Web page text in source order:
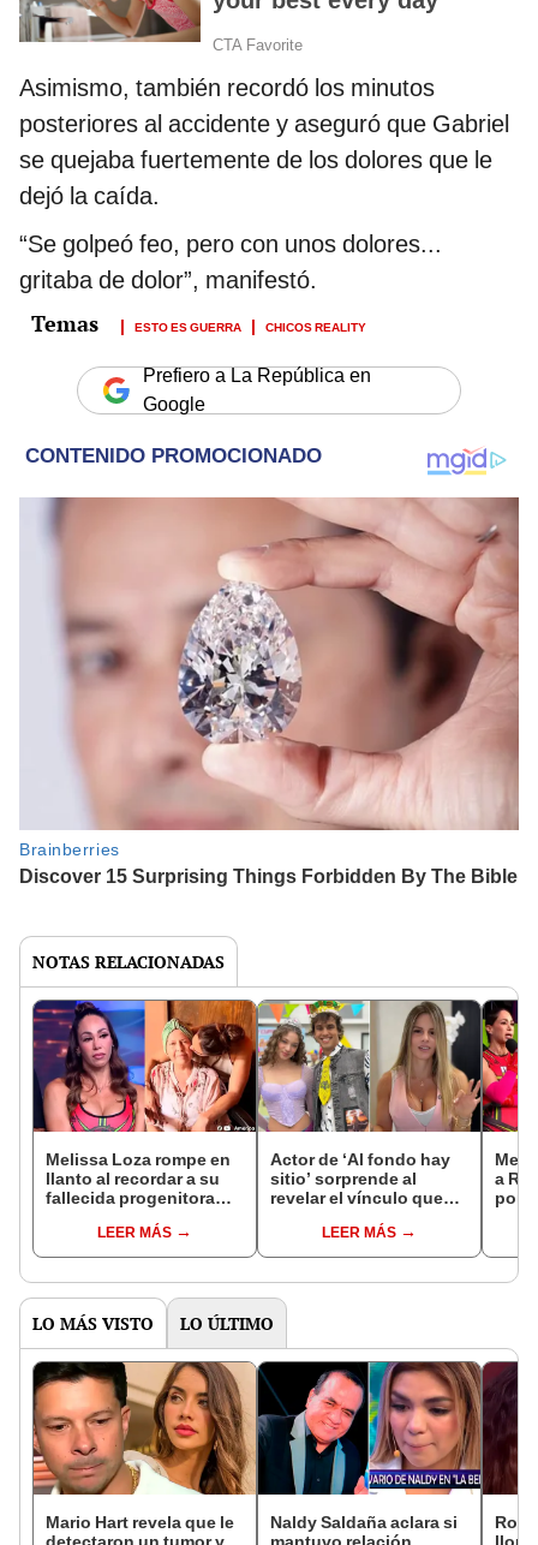
Asimismo, también recordó los minutos
posteriores al accidente y aseguró que Gabriel
se quejaba fuertemente de los dolores que le
dejó la caída.
“Se golpeó feo, pero con unos dolores...
gritaba de dolor”, manifestó.
ESTO ES GUERRA CHICOS REALITY
Prefiero a La República en
Google
NOTAS RELACIONADAS
Melissa Loza rompe en
llanto al recordar a su
fallecida progenitora
“Te amo hasta el
infinito”
LEER MÁS
Actor de ‘Al fondo hay
sitio’ sorprende al
revelar el vínculo que
Baigorria: "Mi papá la
crio"
LEER MÁS
a
por
LO MÁS VISTO LO ÚLTIMO
Mario Hart revela que le
detectaron un tumor y
Naldy Saldaña aclara si
mantuvo relación
llora